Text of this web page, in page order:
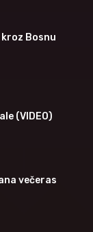
kroz Bosnu
(VIDEO)
večeras